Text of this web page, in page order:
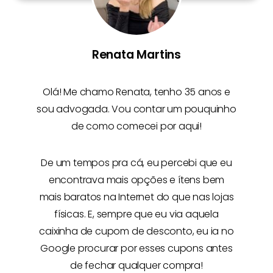
Renata Martins
Olá! Me chamoRenata, tenho 35 anos e
sou advogada. Vou contar um pouquinho
de como comecei por aqui!
De um tempos pra cá, eu percebi que eu
encontrava mais opções e ítens bem
mais baratos na Internetdo que nas lojas
físicas. E, sempre que eu via aquela
caixinha de cupom de desconto, eu ia no
Google procurar por esses cupons antes
de fechar qualquer compra!